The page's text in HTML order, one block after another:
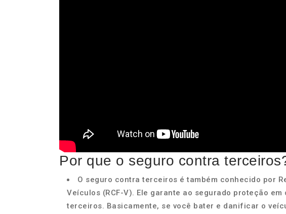
Por que o seguro contra
O seguro contra terceiros é também conhecido por
Veículos (RCF-V). Ele garante ao segurado proteção
terceiros. Basicamente, se você bater e danificar o